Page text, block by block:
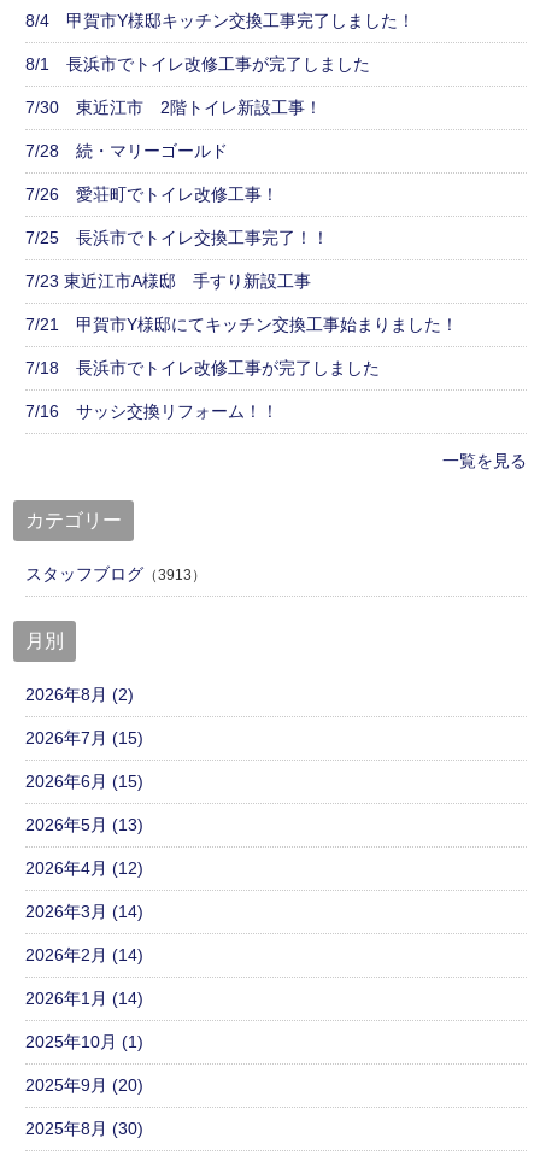
8/4 甲賀市Y様邸キッチン交換工事完了しました！
8/1 長浜市でトイレ改修工事が完了しました
7/30 東近江市 2階トイレ新設工事！
7/28 続・マリーゴールド
7/26 愛荘町でトイレ改修工事！
7/25 長浜市でトイレ交換工事完了！！
7/23 東近江市A様邸 手すり新設工事
7/21 甲賀市Y様邸にてキッチン交換工事始まりました！
7/18 長浜市でトイレ改修工事が完了しました
7/16 サッシ交換リフォーム！！
一覧を見る
カテゴリー
スタッフブログ （3913）
月別
2026年8月 (2)
2026年7月 (15)
2026年6月 (15)
2026年5月 (13)
2026年4月 (12)
2026年3月 (14)
2026年2月 (14)
2026年1月 (14)
2025年10月 (1)
2025年9月 (20)
2025年8月 (30)